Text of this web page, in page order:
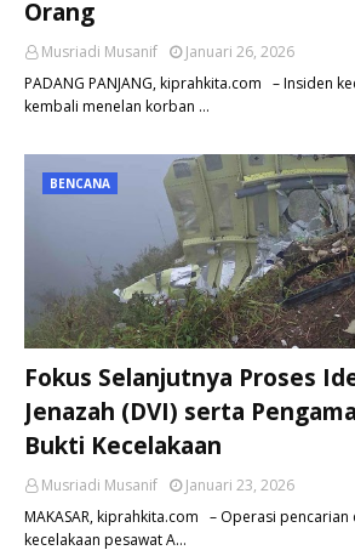
Orang
Musriadi Musanif
Januari 26, 2026
PADANG PANJANG, kiprahkita.com – Insiden
kembali menelan korban …
BENCANA
Fokus Selanjutnya Proses
Jenazah (DVI) serta
Bukti Kecelakaan
Musriadi Musanif
Januari 23, 2026
MAKASAR, kiprahkita.com – Operasi
kecelakaan pesawat A…